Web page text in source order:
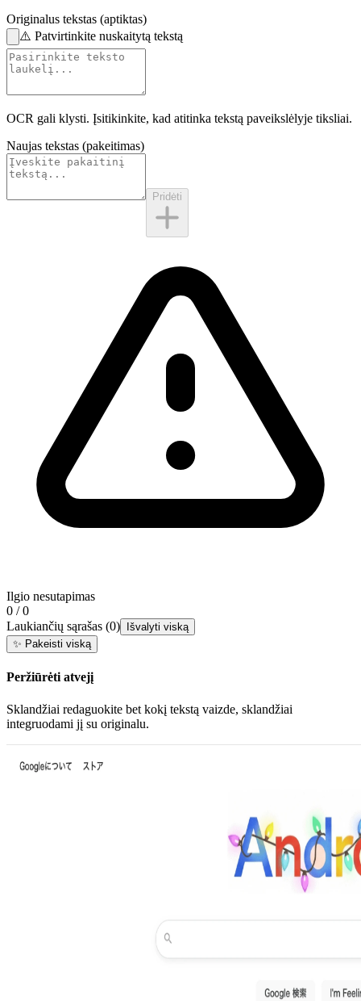
Originalus tekstas (aptiktas)
⚠️ Patvirtinkite nuskaitytą tekstą
OCR gali klysti. Įsitikinkite, kad atitinka tekstą paveikslėlyje tiksliai.
Naujas tekstas (pakeitimas)
Pridėti
Ilgio nesutapimas
0 / 0
Laukiančių sąrašas (0)
Išvalyti viską
✨ Pakeisti viską
Peržiūrėti atvejį
Sklandžiai redaguokite bet kokį tekstą vaizde, sklandžiai
integruodami jį su originalu.